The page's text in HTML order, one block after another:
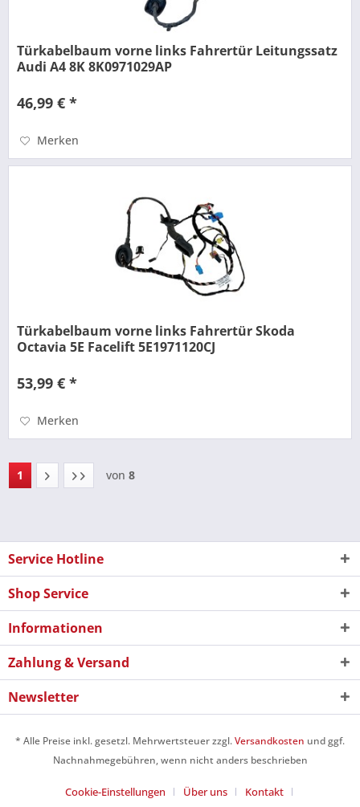
Türkabelbaum vorne links Fahrertür Leitungssatz
Audi A4 8K 8K0971029AP
46,99 € *
Merken
Türkabelbaum vorne links Fahrertür Skoda
Octavia 5E Facelift 5E1971120CJ
53,99 € *
Merken
1 von 8
Service Hotline
Shop Service
Informationen
Zahlung & Versand
Newsletter
* Alle Preise inkl. gesetzl. Mehrwertsteuer zzgl.Versandkosten und ggf.
Nachnahmegebühren, wenn nicht anders beschrieben
Cookie-Einstellungen Über uns Kontakt